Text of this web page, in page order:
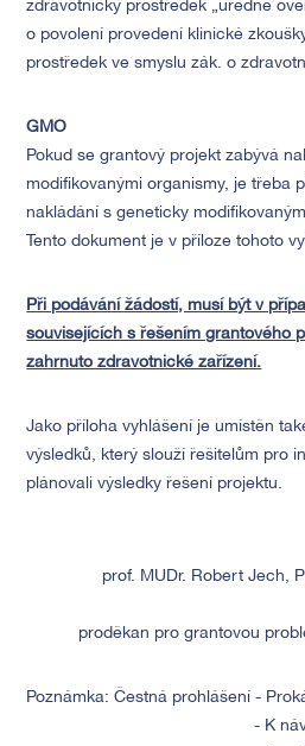
zdravotnický prostředek „úředně
o povolení provedení klinické
prostředek ve smyslu zák. o
GMO
Pokud se grantový projekt zabývá
modifikovanými organismy, je třeba
nakládání s geneticky
Tento dokument je v příloze tohoto
Při podávání žádostí, musí být v
souvisejících s řešením grantového
zahrnuto zdravotnické zařízení.
Jako příloha vyhlášení je umístěn
výsledků, který slouží řešitelům pro
plánovali výsledky řešení projektu.
prof. MUDr. Robert Jech,
proděkan pro grantovou
Poznámka: Čestná prohlášení -
- K návrhu